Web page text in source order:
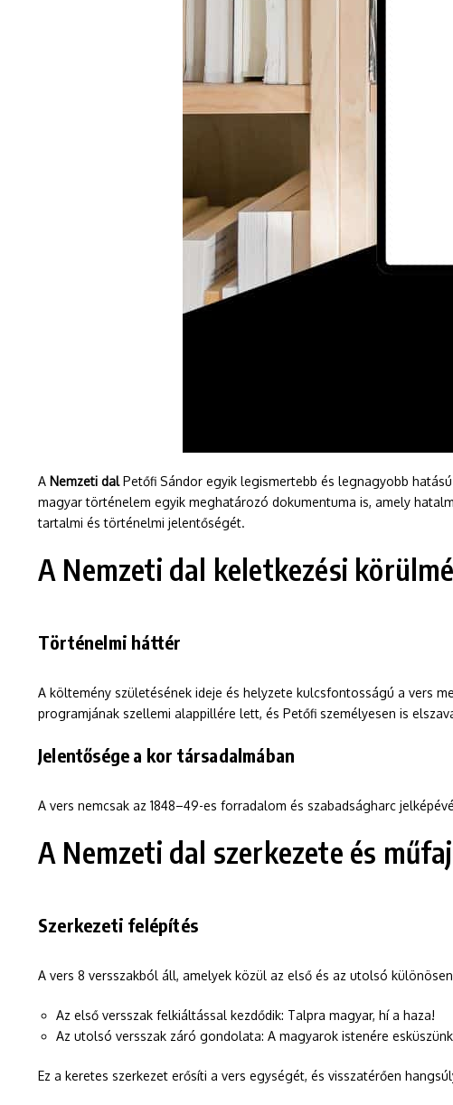
A Nemzeti dalPetőfi Sándor egyik legismertebb és legnagyobb
magyar történelem egyik meghatározó dokumentuma is, amely
tartalmi és történelmi jelentőségét.
A Nemzeti dal keletkezési
Történelmi háttér
A költemény születésének ideje és helyzete kulcsfontosságú a vers
programjának szellemi alappillére lett, és Petőfi személyesen is
Jelentősége a kor társadalmában
A vers nemcsak az 1848–49-es forradalom és szabadságharc
A Nemzeti dal szerkezete és
Szerkezeti felépítés
A vers 8 versszakból áll, amelyek közül az első és az utolsó
Az első versszak felkiáltással kezdődik: Talpra magyar, hí a haza!
Az utolsó versszak záró gondolata: A magyarok istenére
Ez a keretes szerkezet erősíti a vers egységét, és visszatérően